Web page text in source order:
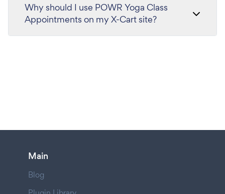
Why should I use POWR Yoga Class
Appointments on my X-Cart site?
Main
Blog